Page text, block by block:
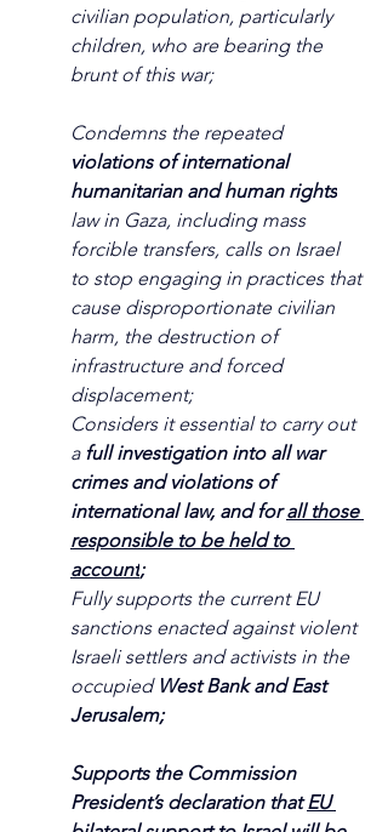
civilian population, particularly
children, who are bearing the
brunt of this war;
Condemns the repeated
violations of international
humanitarian and human rights
law in Gaza, including mass
forcible transfers, calls on Israel
to stop engaging in practices that
cause disproportionate civilian
harm, the destruction of
infrastructure and forced
displacement;
Considers it essential to carry out
a full investigation into all war
crimes and violations of
international law, and for all those
responsible to be held to
account;
Fully supports the current EU
sanctions enacted against violent
Israeli settlers and activists in the
occupied West Bank and East
Jerusalem;
Supports the Commission
President’s declaration that EU